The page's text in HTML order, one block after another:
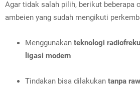
Agar tidak salah pilih, berikut beberapa
ambeien yang sudah mengikuti
Menggunakan teknologi
ligasi modern
Tindakan bisa dilakukan tanpa